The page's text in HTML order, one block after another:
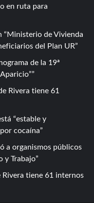
en ruta para
Ministerio de Vivienda
del Plan UR
de la 19ª
Rivera tiene 61
“estable y
cocaína
a organismos públicos
y Trabajo
Rivera tiene 61 internos